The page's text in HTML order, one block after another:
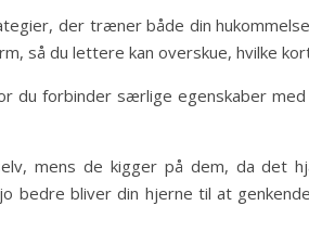
der træner både din
så du lettere kan overskue, hvilke
du forbinder særlige egenskaber
mens de kigger på dem, da det
bedre bliver din hjerne til at